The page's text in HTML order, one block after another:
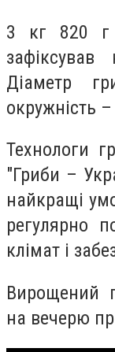
3 кг 820 г
зафіксував
Діаметр
окружність
Технологи
"Гриби –
найкращі
регулярно
клімат і
Вирощений
на вечерю